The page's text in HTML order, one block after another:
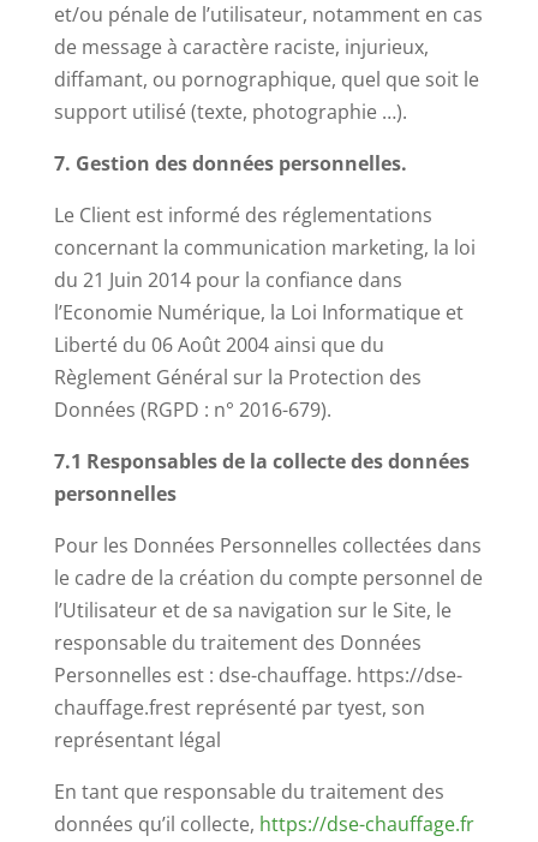
et/ou pénale de l’utilisateur, notamment en cas
de message à caractère raciste, injurieux,
diffamant, ou pornographique, quel que soit le
support utilisé (texte, photographie …).
7. Gestion des données personnelles.
Le Client est informé des réglementations
concernant la communication marketing, la loi
du 21 Juin 2014 pour la confiance dans
l’Economie Numérique, la Loi Informatique et
Liberté du 06 Août 2004 ainsi que du
Règlement Général sur la Protection des
Données (RGPD : n° 2016-679).
7.1 Responsables de la collecte des données
personnelles
Pour les Données Personnelles collectées dans
le cadre de la création du compte personnel de
l’Utilisateur et de sa navigation sur le Site, le
responsable du traitement des Données
Personnelles est : dse-chauffage. https://dse-
chauffage.frest représenté par tyest, son
représentant légal
En tant que responsable du traitement des
données qu’il collecte, https://dse-chauffage.fr